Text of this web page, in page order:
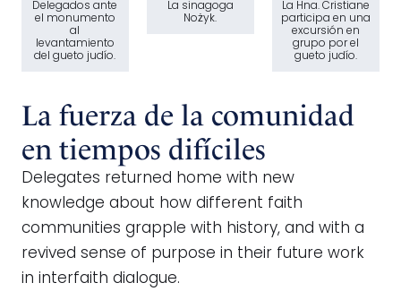
Delegados ante
el monumento
al
levantamiento
del gueto judío.
La sinagoga
Nożyk.
La Hna. Cristiane
participa en una
excursión en
grupo por el
gueto judío.
La fuerza de la comunidad
en tiempos difíciles
Delegates returned home with new
knowledge about how different faith
communities grapple with history, and with a
revived sense of purpose in their future work
in interfaith dialogue.